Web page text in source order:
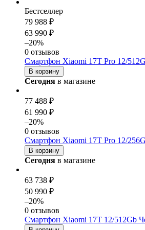
Бестселлер
79 988 ₽
63 990 ₽
–20%
0 отзывов
Смартфон Xiaomi 17T Pro 12/
В корзину
Сегодня в магазине
77 488 ₽
61 990 ₽
–20%
0 отзывов
Смартфон Xiaomi 17T Pro 12/
В корзину
Сегодня в магазине
63 738 ₽
50 990 ₽
–20%
0 отзывов
Смартфон Xiaomi 17T 12/512Gb